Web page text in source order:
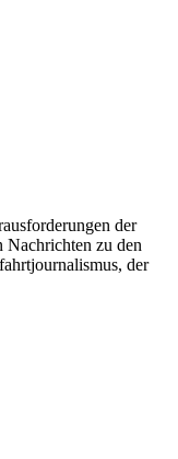
der
zu den
der